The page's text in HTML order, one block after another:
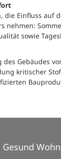
die Einfluss auf
nehmen:
sowie
des Gebäudes
kritischer